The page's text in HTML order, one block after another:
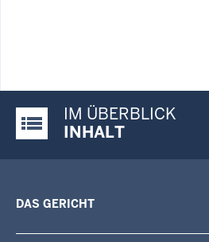
Justiz-Portal im Überblick:
IM ÜBERBLICK
INHALT
DAS GERICHT